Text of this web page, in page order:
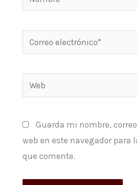
Correo
electrónico*
Web
Guarda mi nombre,
web en este navegador para
que comente.